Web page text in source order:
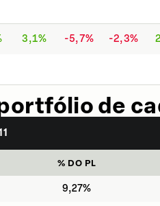
3,1% -5,7% -2,3%
de
% DO PL
9,27%